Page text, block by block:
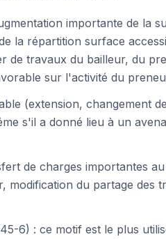
importante de la
la répartition surface
de travaux du bailleur, du
sur l'activité du
(extension, changement
s'il a donné lieu à un
de charges importantes
modification du partage des
6) : ce motif est le plus